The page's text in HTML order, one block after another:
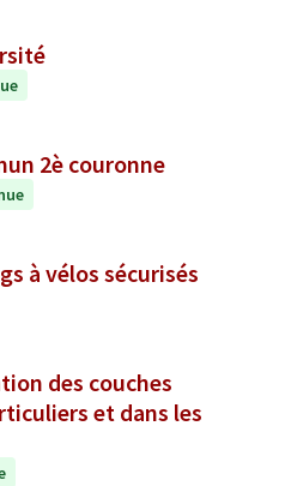
2è couronne
à vélos sécurisés
des couches
et dans les